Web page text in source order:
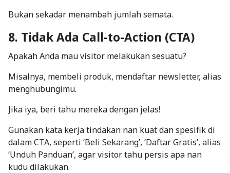
Bukan sekadar menambah jumlah semata.
8. Tidak Ada Call-to-Action (CTA)
Apakah Anda mau visitor melakukan sesuatu?
Misalnya, membeli produk, mendaftar newsletter, alias
menghubungimu.
Jika iya, beri tahu mereka dengan jelas!
Gunakan kata kerja tindakan nan kuat dan spesifik di
dalam CTA, seperti ‘Beli Sekarang’, ‘Daftar Gratis’, alias
‘Unduh Panduan’, agar visitor tahu persis apa nan
kudu dilakukan.